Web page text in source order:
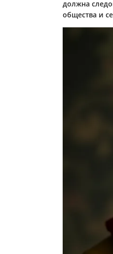
должна
общества и